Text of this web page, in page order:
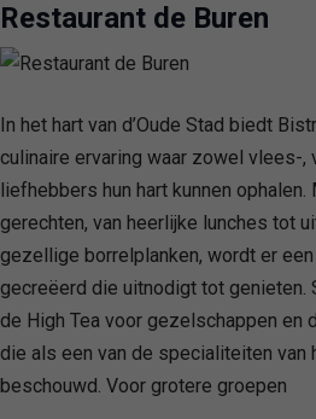
Restaurant de Buren
In het hart van d’Oude Stad biedt
culinaire ervaring waar zowel vlees-
liefhebbers hun hart kunnen
gerechten, van heerlijke lunches tot
gezellige borrelplanken, wordt er
gecreëerd die uitnodigt tot genieten.
de High Tea voor gezelschappen en
die als een van de specialiteiten van
beschouwd. Voor grotere groepen